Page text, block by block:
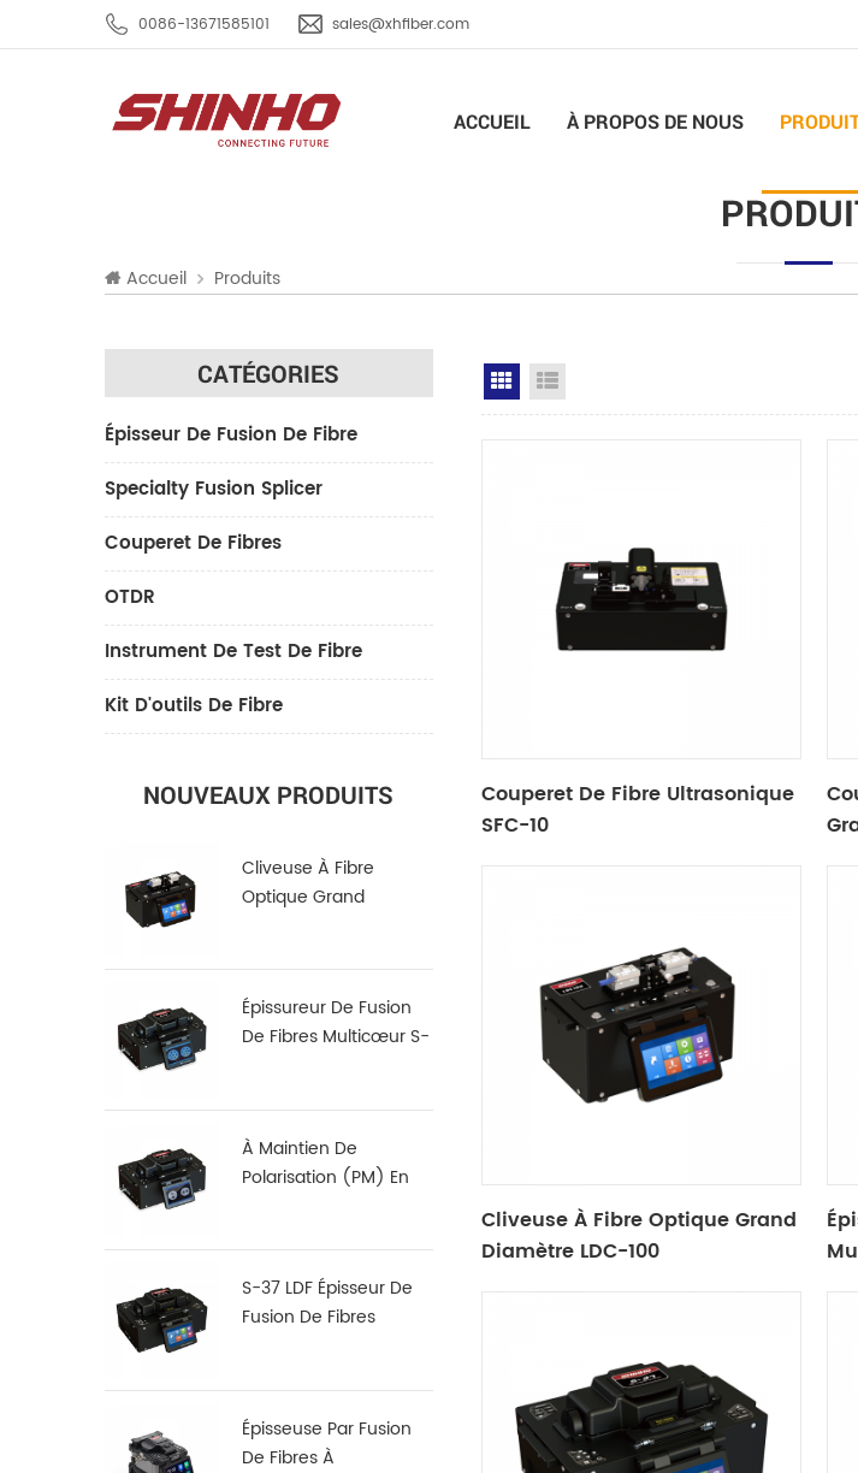
0086-13671585101 sales@xhfiber.com
ACCUEIL À PROPOS DE NOUS
Accueil Produits
CATÉGORIES
Épisseur De Fusion De Fibre
Specialty Fusion Splicer
Couperet De Fibres
OTDR
Instrument De Test De Fibre
Kit D'outils De Fibre
NOUVEAUX PRODUITS
Cliveuse À Fibre
Optique Grand
Épissureur De Fusion
De Fibres Multicœur S-
À Maintien De
Polarisation (PM) En
S-37 LDF Épisseur De
Fusion De Fibres
Épisseuse Par Fusion
De Fibres À
Grid View
Couperet De Fibre Ultrasonique
SFC-10
Cliveuse À Fibre Optique Grand
Diamètre LDC-100